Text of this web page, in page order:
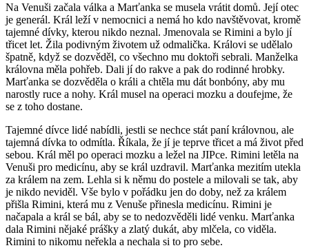
Na Venuši začala válka a Marťanka se musela vrátit domů. Její otec
je generál. Král leží v nemocnici a nemá ho kdo navštěvovat, kromě
tajemné dívky, kterou nikdo neznal. Jmenovala se Rimini a bylo jí
třicet let. Žila podivným životem už odmalička. Královi se udělalo
špatně, když se dozvěděl, co všechno mu doktoři sebrali. Manželka
královna měla pohřeb. Dali jí do rakve a pak do rodinné hrobky.
Marťanka se dozvěděla o králi a chtěla mu dát bonbóny, aby mu
narostly ruce a nohy. Král musel na operaci mozku a doufejme, že
se z toho dostane.
Tajemné dívce lidé nabídli, jestli se nechce stát paní královnou, ale
tajemná dívka to odmítla. Říkala, že jí je teprve třicet a má život před
sebou. Král měl po operaci mozku a ležel na JIPce. Rimini letěla na
Venuši pro medicínu, aby se král uzdravil. Marťanka mezitím utekla
za králem na zem. Lehla si k němu do postele a milovali se tak, aby
je nikdo neviděl. Vše bylo v pořádku jen do doby, než za králem
přišla Rimini, která mu z Venuše přinesla medicínu. Rimini je
načapala a král se bál, aby se to nedozvěděli lidé venku. Marťanka
dala Rimini nějaké prášky a zlatý dukát, aby mlčela, co viděla.
Rimini to nikomu neřekla a nechala si to pro sebe.